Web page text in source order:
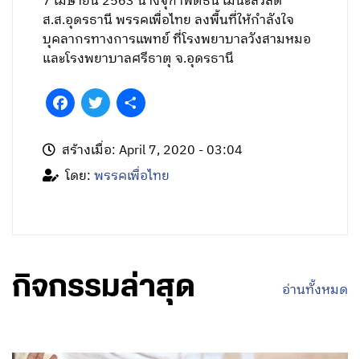
ส.ส.อุดรธานี พรรคเพื่อไทย ลงพื้นที่ให้กำลังใจ
บุคลากรทางการแพทย์ ที่โรงพยาบาลวังสามหมอ
และโรงพยาบาลศรีธาตุ จ.อุดรธานี
FacebookTwitter
สร้างเมื่อ: April 7, 2020 - 03:04
โดย:พรรคเพื่อไทย
กิจกรรมล่าสุด อ่านทั้งหมด